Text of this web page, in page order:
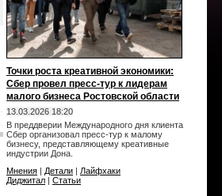
Точки роста креативной экономики:
Сбер провел пресс-тур к лидерам
малого бизнеса Ростовской области
13.03.2026 18:20
В преддверии Международного дня клиента
Сбер организовал пресс-тур к малому
бизнесу, представляющему креативные
индустрии Дона.
Мнения | Детали | Лайфхаки
Диджитал | Статьи